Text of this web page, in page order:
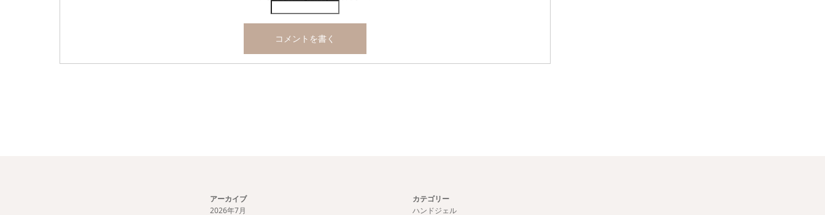
アーカイブ
2026年7月
カテゴリー
ハンドジェル